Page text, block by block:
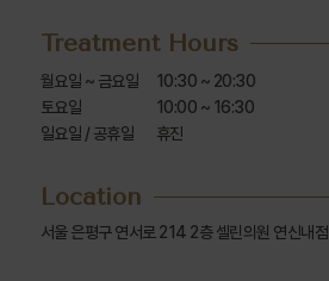
Treatment Hours
월요일 ~ 금요일
토요일
일요일 / 공휴일
10:30 ~ 20:30
10:00 ~ 16:30
휴진
Location
서울 은평구 연서로 214 2층 셀린의원 연신내점